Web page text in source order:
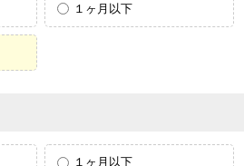
１ヶ月以下
１ヶ月以下